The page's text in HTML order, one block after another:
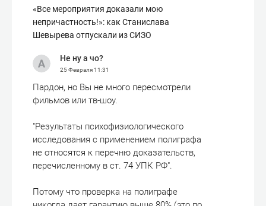
«Все мероприятия доказали мою
непричастность!»: как Станислава
Шевырева отпускали из СИЗО
Не ну а чо?
25 Февраля11:31
Пардон, но Вы не много пересмотрели
фильмов или тв-шоу.
"Результаты психофизиологического
исследования с применением полиграфа
не относятся к перечню доказательств,
перечисленному в ст. 74 УПК РФ".
Потому что проверка на полиграфе